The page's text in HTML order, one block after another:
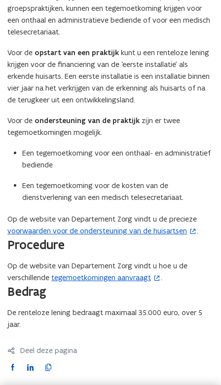
groepspraktijken, kunnen een tegemoetkoming krijgen voor
een onthaal en administratieve bediende of voor een medisch
telesecretariaat.
Voor de opstart van een praktijk kunt u een renteloze lening
krijgen voor de financiering van de ‘eerste installatie’ als
erkende huisarts. Een eerste installatie is een installatie binnen
vier jaar na het verkrijgen van de erkenning als huisarts of na
de terugkeer uit een ontwikkelingsland.
Voor de ondersteuning van de praktijk zijn er twee
tegemoetkomingen mogelijk.
Een tegemoetkoming voor een onthaal- en administratief
bediende
Een tegemoetkoming voor de kosten van de
dienstverlening van een medisch telesecretariaat.
Op de website van Departement Zorg vindt u de precieze
voorwaarden voor de ondersteuning van de huisartsen
(
o
e
n
t
n
n
e
w
.
Procedure
Op de website van Departement Zorg vindt u hoe u de
verschillende tegemoetkomingen aanvraagt
(
e
i
n
.
Bedrag
De renteloze lening bedraagt maximaal 35.000 euro, over 5
jaar.
Deel deze pagina
F
L
K